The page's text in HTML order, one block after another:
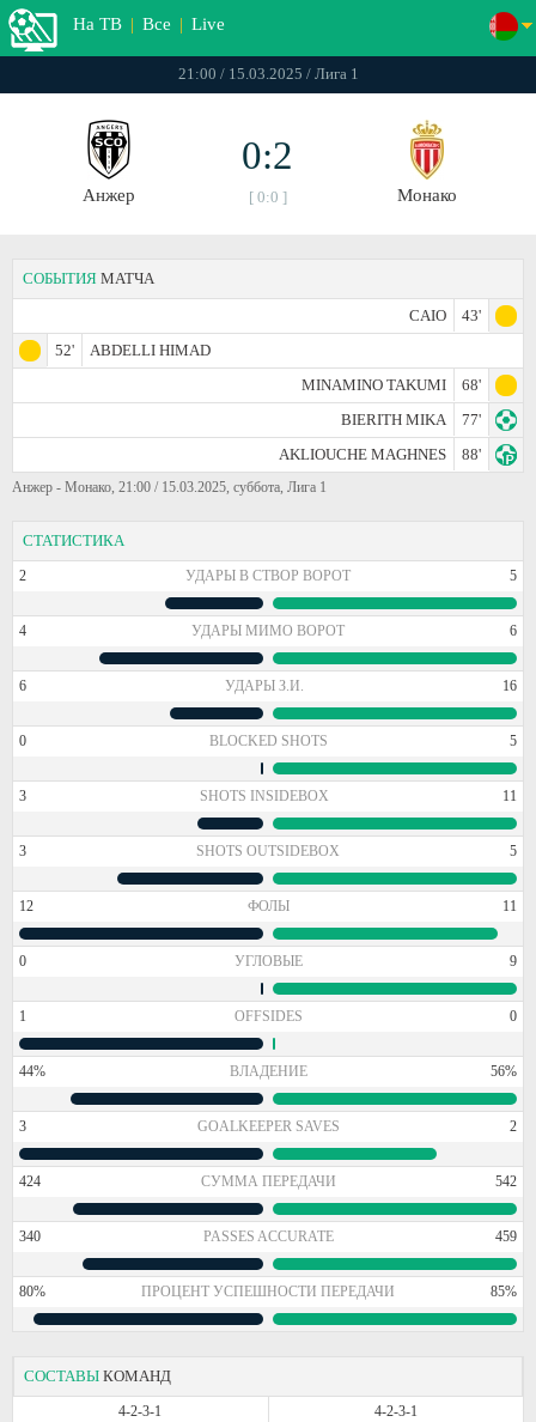
На ТВ | Все | Live
21:00 / 15.03.2025 / Лига 1
Анжер
0:2
[ 0:0 ] Монако
СОБЫТИЯ МАТЧА
CAIO
43'
52'
ABDELLI HIMAD
MINAMINO TAKUMI
68'
BIERITH MIKA
77'
AKLIOUCHE MAGHNES
88'
Анжер - Монако, 21:00 / 15.03.2025, суббота, Лига 1
СТАТИСТИКА
2 УДАРЫ В СТВОР ВОРОТ 5
4 УДАРЫ МИМО ВОРОТ 6
6 УДАРЫ З.И. 16
0 BLOCKED SHOTS 5
3 SHOTS INSIDEBOX 11
3 SHOTS OUTSIDEBOX 5
12 ФОЛЫ 11
0 УГЛОВЫЕ 9
1 OFFSIDES 0
44% ВЛАДЕНИЕ 56%
3 GOALKEEPER SAVES 2
424 СУММА ПЕРЕДАЧИ 542
340 PASSES ACCURATE 459
80% ПРОЦЕНТ УСПЕШНОСТИ ПЕРЕДАЧИ 85%
СОСТАВЫ КОМАНД
4-2-3-1
4-2-3-1